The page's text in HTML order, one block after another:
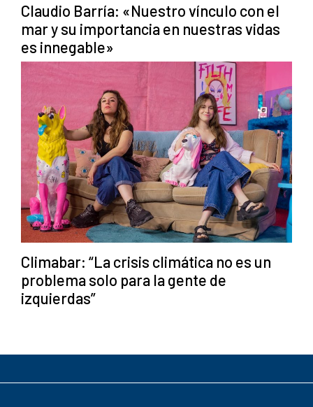
Claudio Barría: «Nuestro vínculo con el
mar y su importancia en nuestras vidas
es innegable»
Climabar: “La crisis climática no es un
problema solo para la gente de
izquierdas”